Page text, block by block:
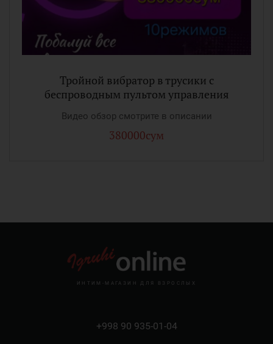
Тройной вибратор в трусики с
беспроводным пультом управления
Видео обзор смотрите в описании
380000сум
ИНТИМ-МАГАЗИН ДЛЯ ВЗРОСЛЫХ
+998 90 935-01-04